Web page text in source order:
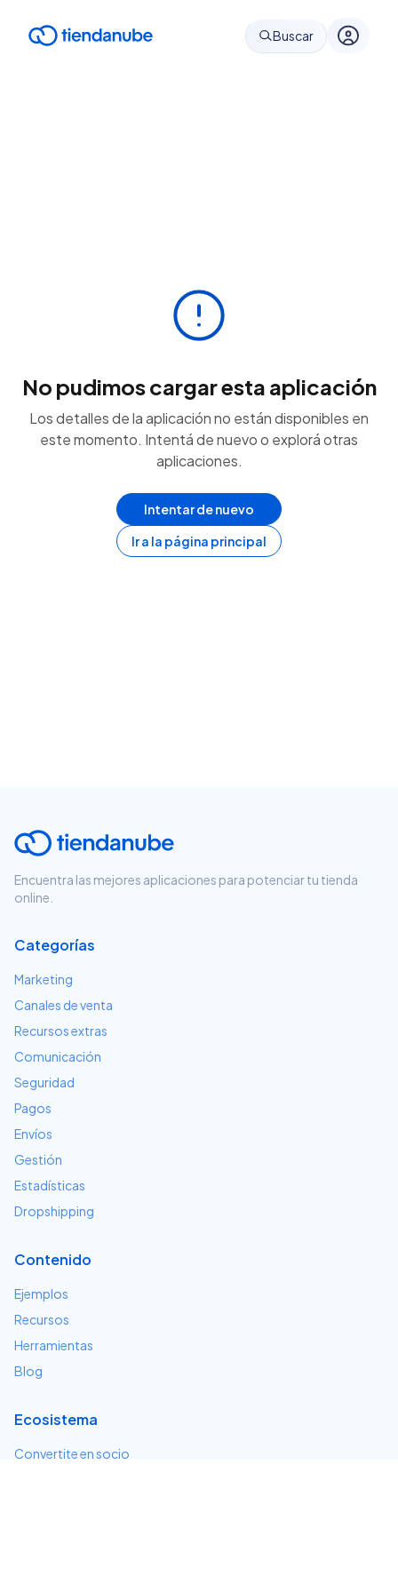
Buscar
No pudimos cargar esta aplicación
Los detalles de la aplicación no están disponibles en
este momento. Intentá de nuevo o explorá otras
aplicaciones.
Intentar de nuevo
Ir a la página principal
Encuentra las mejores aplicaciones para potenciar tu tienda
online.
Categorías
Marketing
Canales de venta
Recursos extras
Comunicación
Seguridad
Pagos
Envíos
Gestión
Estadísticas
Dropshipping
Contenido
Ejemplos
Recursos
Herramientas
Blog
Ecosistema
Convertite en socio